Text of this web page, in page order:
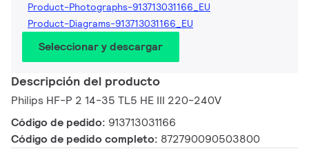
Product-Photographs-913713031166_EU
Product-Diagrams-913713031166_EU
Seleccionar y descargar
Descripción del producto
Philips HF-P 2 14-35 TL5 HE III 220-240V
Código de pedido: 913713031166
Código de pedido completo: 872790090503800